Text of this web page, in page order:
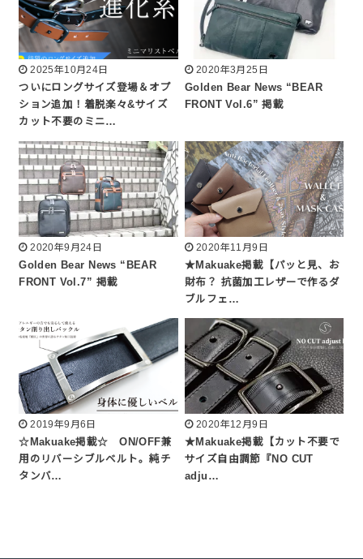
2025年10月24日
ついにロングサイズ登場＆オプ
ション追加！着脱楽々&サイズ
カット不要のミニ…
2020年3月25日
Golden Bear News “BEAR
FRONT Vol.6” 掲載
2020年9月24日
Golden Bear News “BEAR
FRONT Vol.7” 掲載
2020年11月9日
★Makuake掲載【パッと見、お
財布？ 抗菌加工レザーで作るダ
ブルフェ…
2019年9月6日
☆Makuake掲載☆ ON/OFF兼
用のリバーシブルベルト。純チ
タンバ…
2020年12月9日
★Makuake掲載【カット不要で
サイズ自由調節『NO CUT
adju…